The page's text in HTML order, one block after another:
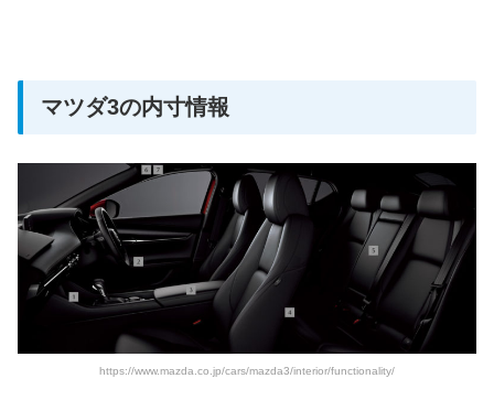
マツダ3の内寸情報
https://www.mazda.co.jp/cars/mazda3/interior/functionality/